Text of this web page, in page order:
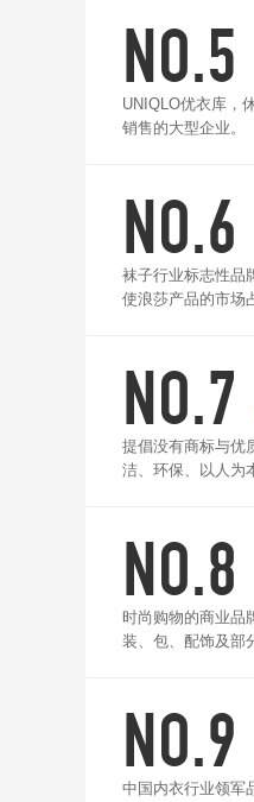
NO.5
UNIQLO优衣库，
销售的大型企业。
NO.6
袜子行业标志性品
使浪莎产品的市场
NO.7
提倡没有商标与优
洁、环保、以人为
NO.8
时尚购物的商业品
装、包、配饰及部
NO.9
中国内衣行业领军